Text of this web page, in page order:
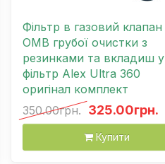
Фільтр в газовий клапан
OMB грубої очистки з
резинками та вкладиш у
фільтр Alex Ultra 360
оригінал комплект
350.00грн. 325.00грн.
Купити